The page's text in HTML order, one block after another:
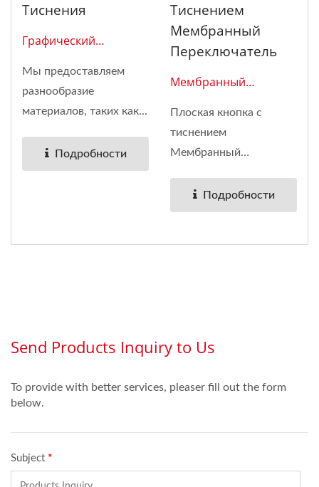
Тиснения
Графический
Мы предоставляем
разнообразие
материалов, таких как...
Подробности
Тиснением
Мембранный
Переключатель
Мембранный
Плоская кнопка с
тиснением
Мембранный
Подробности